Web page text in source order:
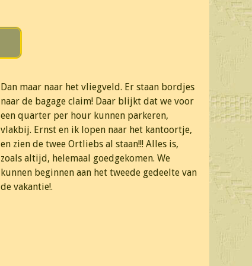
Dan maar naar het vliegveld. Er staan bordjes
naar de bagage claim! Daar blijkt dat we voor
een quarter per hour kunnen parkeren,
vlakbij. Ernst en ik lopen naar het kantoortje,
en zien de twee Ortliebs al staan!!! Alles is,
zoals altijd, helemaal goedgekomen. We
kunnen beginnen aan het tweede gedeelte van
de vakantie!.